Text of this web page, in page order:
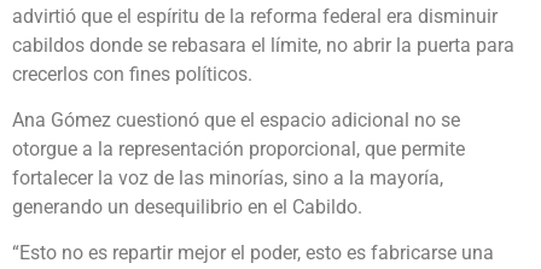
advirtió que el espíritu de la reforma federal era disminuir
cabildos donde se rebasara el límite, no abrir la puerta para
crecerlos con fines políticos.
Ana Gómez cuestionó que el espacio adicional no se
otorgue a la representación proporcional, que permite
fortalecer la voz de las minorías, sino a la mayoría,
generando un desequilibrio en el Cabildo.
“Esto no es repartir mejor el poder, esto es fabricarse una